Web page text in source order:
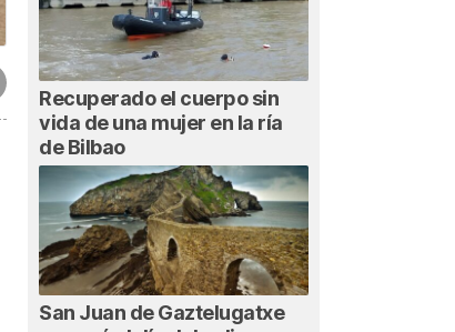
Recuperado el cuerpo sin
vida de una mujer en la ría
de Bilbao
San Juan de Gaztelugatxe